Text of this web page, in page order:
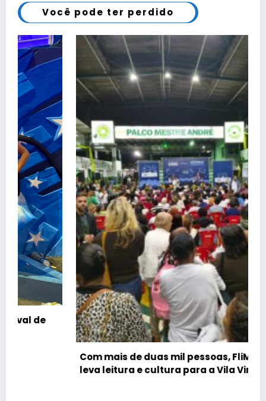
Você pode ter perdido
Com mais de duas mil pessoas, FliMocidade
leva leitura e cultura para a Vila Vintém